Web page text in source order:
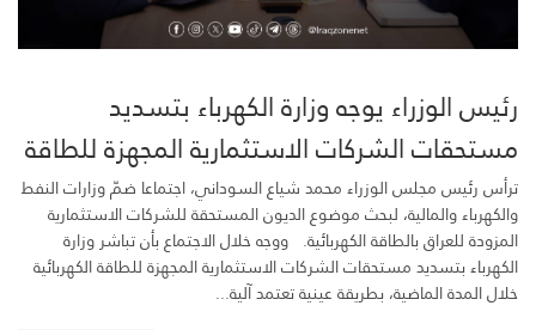
رئيس الوزراء يوجه وزارة الكهرباء بتسديد
مستحقات الشركات الاستثمارية المجهزة للطاقة
الكهربائية
ترأس رئيس مجلس الوزراء محمد شياع السوداني، اجتماعا ضمّ وزارات النفط
والكهرباء والمالية، لبحث موضوع الديون المستحقة للشركات الاستثمارية
المزودة للعراق بالطاقة الكهربائية. ووجه خلال الاجتماع بأن تباشر وزارة
الكهرباء بتسديد مستحقات الشركات الاستثمارية المجهزة للطاقة الكهربائية
خلال المدة الماضية، بطريقة عينية تعتمد آلية...